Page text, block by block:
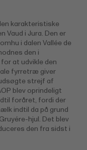
karakteristiske
Vaud i Jura. Den er
i dalen Vallée de
den i
at udvikle den
fyrretræ giver
strejf af
blev oprindeligt
foråret, fordi der
indtil da på grund
hjul. Det blev
den fra sidst i